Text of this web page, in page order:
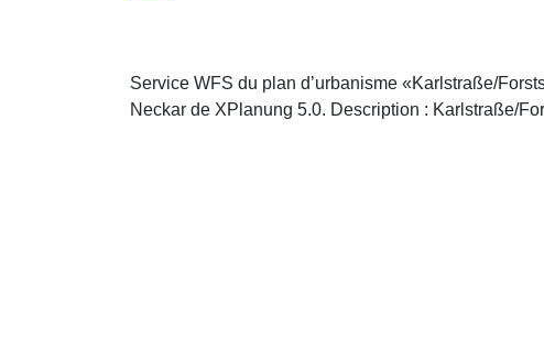
Service WFS du plan d’urbanisme «Karlstraße/
Neckar de XPlanung 5.0. Description : Karlstraße/